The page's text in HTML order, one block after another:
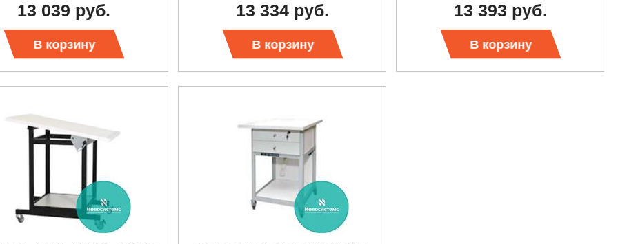
13 039 руб.
В корзину
13 334 руб.
В корзину
13 393 руб.
В корзину